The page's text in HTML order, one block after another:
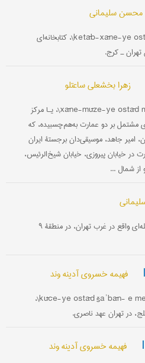
محسن سلیمانی
استاد معین، کتابخانه \ketāb-xāne-ye ostād moʾīn\، کتابخانه‌ای
زهرا بخشعلی ساعتلو
استـاد معین، خـانه ـ موزه \xāne-mūze-ye ostād moʾīn\، یـا مرکز
مشتمل بر دو عمارت به‌هم‌چسبیده، که
امیر جاهد، موسیقی‌دان برجستۀ ایران
در خیابان پیروزی، خیابان شیخ‌الرئیس،
استاد معین \ostād moʾīn\، محله‌ای واقع در غرب تهران، در منطقۀ ۹
| فهیمه خسروی آدینه وند
استاد شعبان معمار، کوچه \kūče-ye ostād šaʾbān- e meʾmār\،
در تهران عهد ناصری.
| فهیمه خسروی آدینه وند